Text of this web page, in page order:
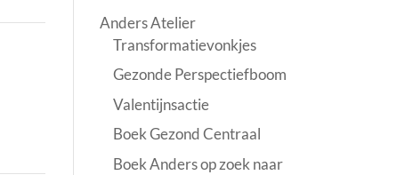
Anders Atelier
Transformatievonkjes
Gezonde Perspectiefboom
Valentijnsactie
Boek Gezond Centraal
Boek Anders op zoek naar